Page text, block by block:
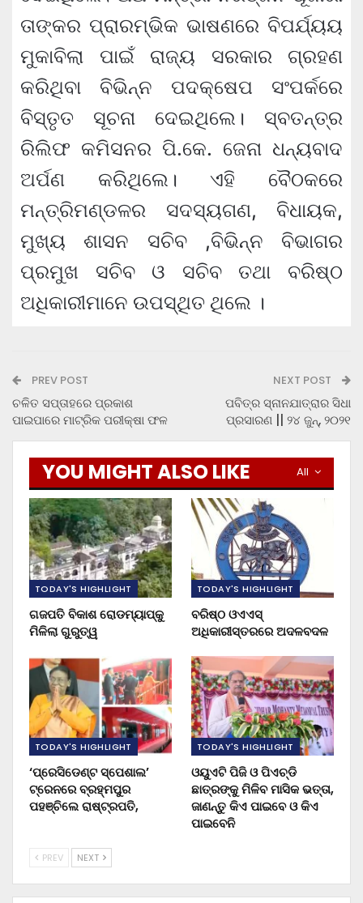
ତାଙ୍କର ପ୍ରାରମ୍ଭିକ ଭାଷଣରେ ବିପର୍ଯ୍ୟୟ
ମୁକାବିଲା ପାଇଁ ରାଜ୍ୟ ସରକାର ଗ୍ରହଣ
କରିଥିବା ବିଭିନ୍ନ ପଦକ୍ଷେପ ସଂପର୍କରେ
ବିସ୍ତୃତ ସୂଚନା ଦେଇଥିଲେ। ସ୍ବତନ୍ତ୍ର
ରିଲିଫ କମିସନର ପି.କେ. ଜେନା ଧନ୍ୟବାଦ
ଅର୍ପଣ କରିଥିଲେ। ଏହି ବୈଠକରେ
ମନ୍ତ୍ରିମଣ୍ଡଳର ସଦସ୍ୟଗଣ, ବିଧାୟକ,
ମୁଖ୍ୟ ଶାସନ ସଚିବ ,ବିଭିନ୍ନ ବିଭାଗର
ପ୍ରମୁଖ ସଚିବ ଓ ସଚିବ ତଥା ବରିଷ୍ଠ
ଅଧିକାରୀମାନେ ଉପସ୍ଥିତ ଥିଲେ ।
PREV POST
ଚଳିତ ସପ୍ତାହରେ ପ୍ରକାଶ
ପାଇପାରେ ମାଟ୍ରିକ ପରୀକ୍ଷା ଫଳ
NEXT POST
ପବିତ୍ର ସ୍ନାନଯାତ୍ରାର ସିଧା
ପ୍ରସାରଣ || ୨୪ ଜୁନ୍, ୨୦୨୧
All
YOU MIGHT ALSO LIKE
TODAY'S HIGHLIGHT
ଗଜପତି ବିକାଶ ରୋଡମ୍ୟାପ୍‌କୁ
ମିଳିଲା ଗୁରୁତ୍ୱ
TODAY'S HIGHLIGHT
ବରିଷ୍ଠ ଓଏଏସ୍‌
ଅଧିକାରୀସ୍ତରରେ ଅଦଳବଦଳ
TODAY'S HIGHLIGHT
‘ପ୍ରେସିଡେଣ୍ଟ ସ୍ପେଶାଲ’
ଟ୍ରେନରେ ବ୍ରହ୍ମପୁର
ପହଞ୍ଚିଲେ ରାଷ୍ଟ୍ରପତି,
TODAY'S HIGHLIGHT
ଓୟୁଏଟି ପିଜି ଓ ପିଏଚ୍‌ଡି
ଛାତ୍ରଙ୍କୁ ମିଳିବ ମାସିକ ଭତ୍ତା,
ଜାଣନ୍ତୁ କିଏ ପାଇବେ ଓ କିଏ
ପାଇବେନି
PREV NEXT